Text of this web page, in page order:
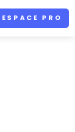
ESPACE PRO